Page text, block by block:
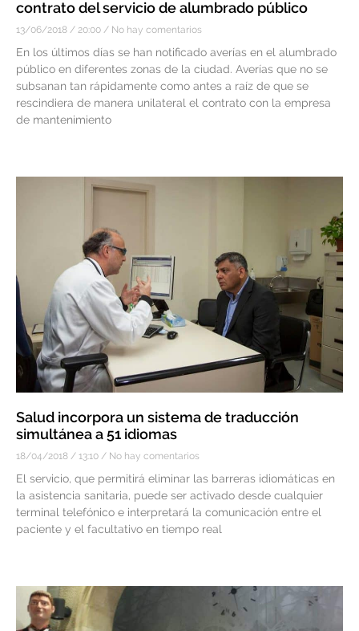
contrato del servicio de alumbrado público
13/06/2018 20:00 No hay comentarios
En los últimos días se han notificado averías en el alumbrado
público en diferentes zonas de la ciudad. Averías que no se
subsanan tan rápidamente como antes a raíz de que se
rescindiera de manera unilateral el contrato con la empresa
de mantenimiento
Salud incorpora un sistema de traducción
simultánea a 51 idiomas
18/04/2018 13:10 No hay comentarios
El servicio, que permitirá eliminar las barreras idiomáticas en
la asistencia sanitaria, puede ser activado desde cualquier
terminal telefónico e interpretará la comunicación entre el
paciente y el facultativo en tiempo real